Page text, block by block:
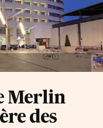
Merlin
des